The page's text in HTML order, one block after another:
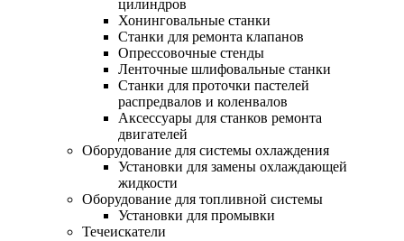
цилиндров
Хонинговальные станки
Станки для ремонта клапанов
Опрессовочные стенды
Ленточные шлифовальные станки
Станки для проточки пастелей
распредвалов и коленвалов
Аксессуары для станков ремонта
двигателей
Оборудование для системы охлаждения
Установки для замены охлаждающей
жидкости
Оборудование для топливной системы
Установки для промывки
Течеискатели